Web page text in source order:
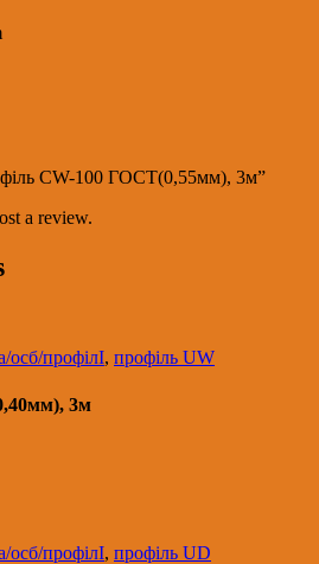
CW-100 ГОСТ(0,55мм), 3м”
a review.
осб/профілІ, профіль UW
3м
осб/профілІ, профіль UD